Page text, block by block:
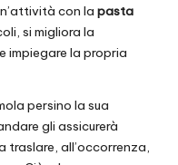
con la pasta
, si migliora la
impiegare la propria
persino la sua
gli assicurerà
traslare, all’occorrenza,